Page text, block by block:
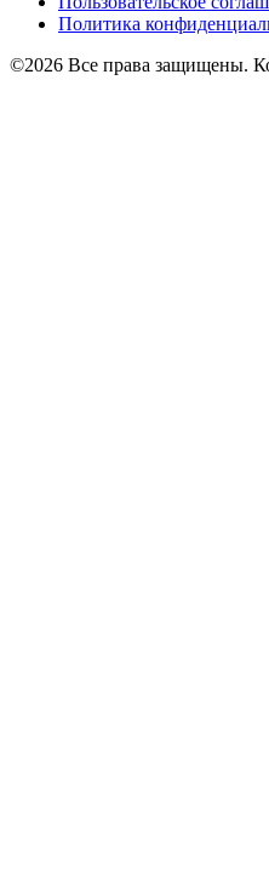
Политика
©2026 Все права защищены.